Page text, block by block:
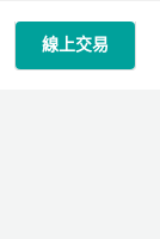
線上交易